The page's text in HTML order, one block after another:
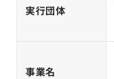
実行団体
事業名